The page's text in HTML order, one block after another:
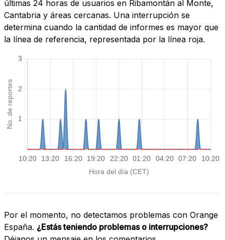
últimas 24 horas de usuarios en Ribamontán al Monte,
Cantabria y áreas cercanas. Una interrupción se
determina cuando la cantidad de informes es mayor que
la línea de referencia, representada por la línea roja.
Por el momento, no detectamos problemas con Orange
España. ¿Estás teniendo problemas o interrupciones?